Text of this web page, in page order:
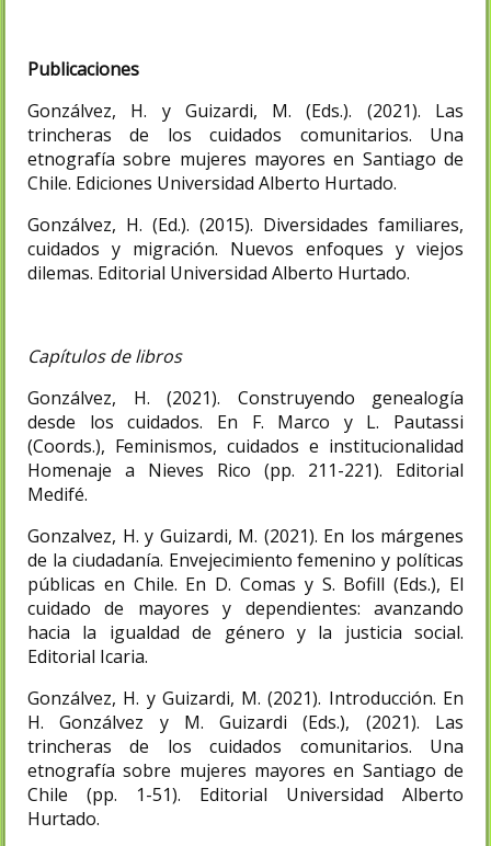
Publicaciones
Gonzálvez, H. y Guizardi, M. (Eds.). (2021). Las
trincheras de los cuidados comunitarios. Una
etnografía sobre mujeres mayores en Santiago de
Chile. Ediciones Universidad Alberto Hurtado.
Gonzálvez, H. (Ed.). (2015). Diversidades familiares,
cuidados y migración. Nuevos enfoques y viejos
dilemas. Editorial Universidad Alberto Hurtado.
Capítulos de libros
Gonzálvez, H. (2021). Construyendo genealogía
desde los cuidados. En F. Marco y L. Pautassi
(Coords.), Feminismos, cuidados e institucionalidad
Homenaje a Nieves Rico (pp. 211-221). Editorial
Medifé.
Gonzalvez, H. y Guizardi, M. (2021). En los márgenes
de la ciudadanía. Envejecimiento femenino y políticas
públicas en Chile. En D. Comas y S. Bofill (Eds.), El
cuidado de mayores y dependientes: avanzando
hacia la igualdad de género y la justicia social.
Editorial Icaria.
Gonzálvez, H. y Guizardi, M. (2021). Introducción. En
H. Gonzálvez y M. Guizardi (Eds.), (2021). Las
trincheras de los cuidados comunitarios. Una
etnografía sobre mujeres mayores en Santiago de
Chile (pp. 1-51). Editorial Universidad Alberto
Hurtado.